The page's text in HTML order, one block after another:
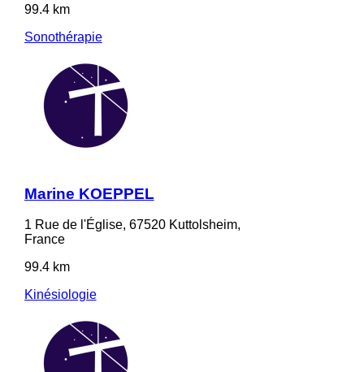
99.4 km
Sonothérapie
Marine KOEPPEL
1 Rue de l'Église, 67520 Kuttolsheim,
France
99.4 km
Kinésiologie